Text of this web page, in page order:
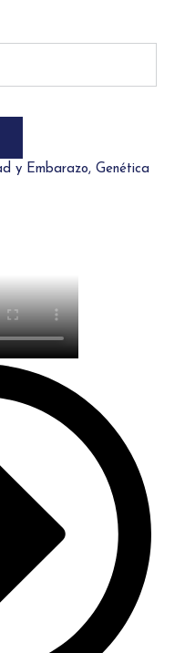
y Embarazo,Genética